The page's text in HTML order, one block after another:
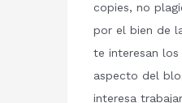
copies, no
por el bien de
te interesan
aspecto del
interesa